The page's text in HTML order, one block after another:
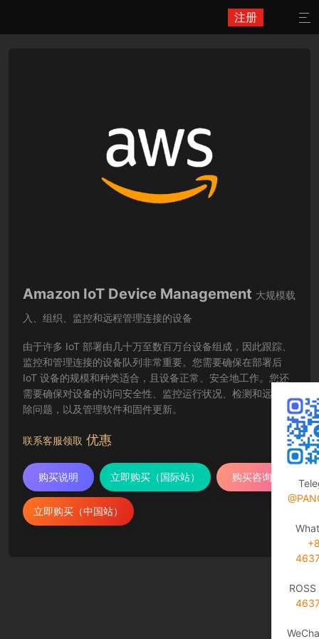
注册 
Amazon IoT Device Management 大规模载
入、组织、监控和远程管理连接的设备
由于许多 IoT 部署由几十万至数百万台设备组成，因此跟踪、
监控和管理连接的设备队列非常重要。您需要确保在部署后
IoT 设备的规模和种类适合，且设备正常、安全地工作。您还
需要确保对设备的访问安全性、监控运行状况、检测和远程排
除问题，以及管理软件和固件更新。
联系客服领取 优惠
购买说明 立即购买（国际站） 购买咨询
立即购买（中国站）